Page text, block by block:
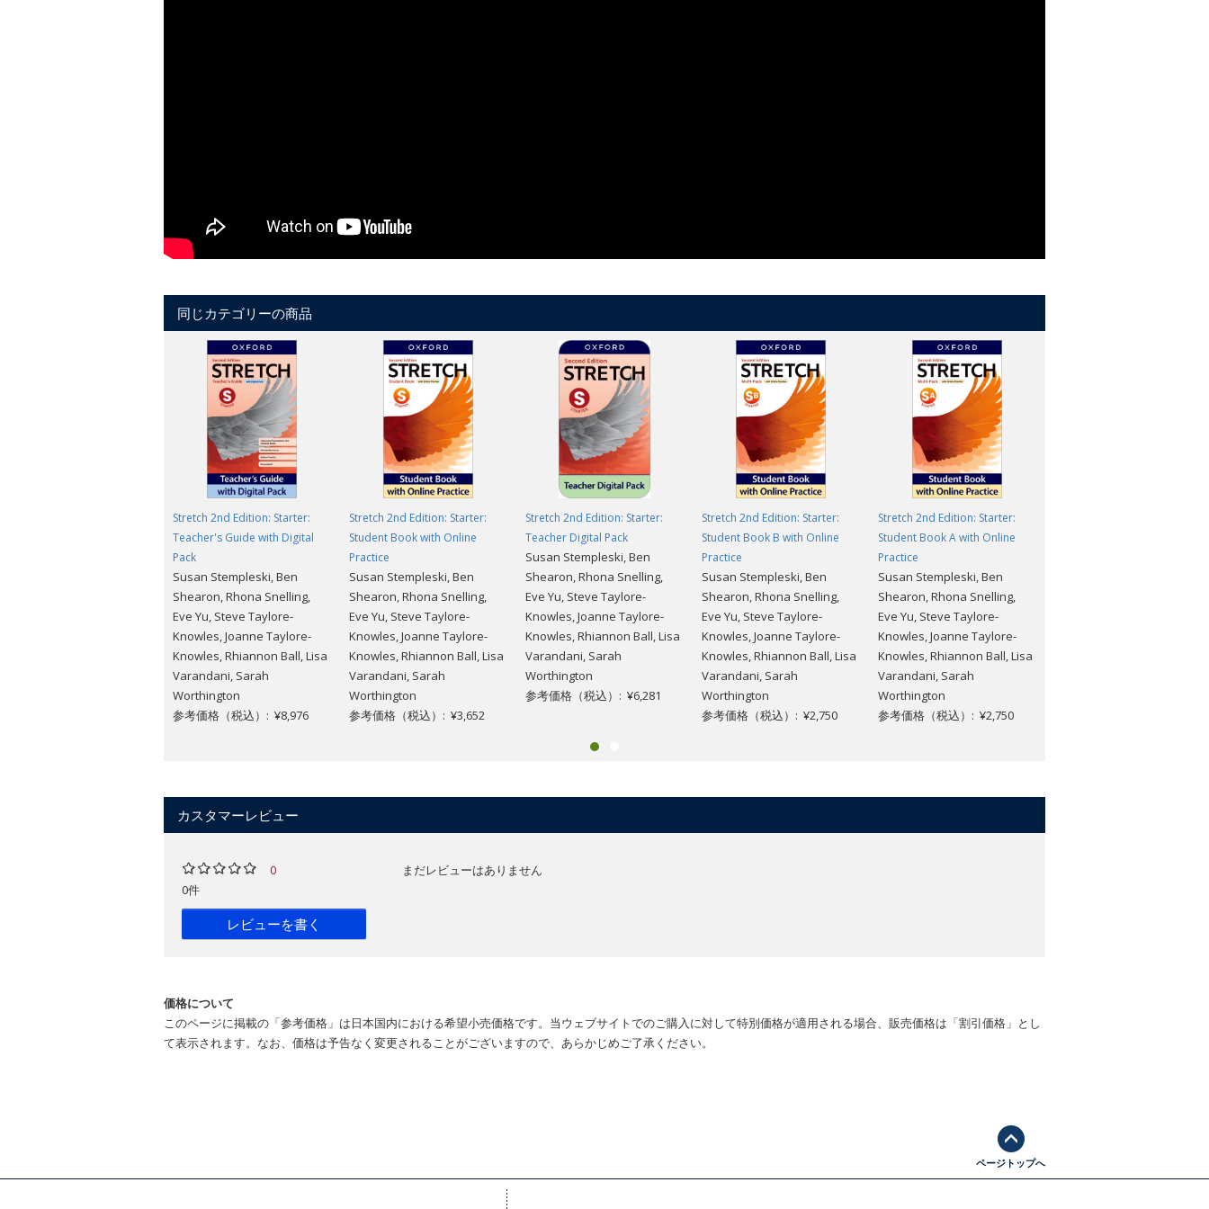
同じカテゴリーの商品
Stretch 2nd Edition: Starter:
Teacher's Guide with Digital
Pack
Susan Stempleski, Ben
Shearon, Rhona Snelling,
Eve Yu, Steve Taylore-
Knowles, Joanne Taylore-
Knowles, Rhiannon Ball, Lisa
Varandani, Sarah
Worthington
参考価格（税込）: ¥8,976
Stretch 2nd Edition: Starter:
Student Book with Online
Practice
Susan Stempleski, Ben
Shearon, Rhona Snelling,
Eve Yu, Steve Taylore-
Knowles, Joanne Taylore-
Knowles, Rhiannon Ball, Lisa
Varandani, Sarah
Worthington
参考価格（税込）: ¥3,652
Stretch 2nd Edition: Starter:
Teacher Digital Pack
Susan Stempleski, Ben
Shearon, Rhona Snelling,
Eve Yu, Steve Taylore-
Knowles, Joanne Taylore-
Knowles, Rhiannon Ball, Lisa
Varandani, Sarah
Worthington
参考価格（税込）: ¥6,281
Stretch 2nd Edition: Starter:
Student Book B with Online
Practice
Susan Stempleski, Ben
Shearon, Rhona Snelling,
Eve Yu, Steve Taylore-
Knowles, Joanne Taylore-
Knowles, Rhiannon Ball, Lisa
Varandani, Sarah
Worthington
参考価格（税込）: ¥2,750
Stretch 2nd Edition: Starter:
Student Book A with Online
Practice
Susan Stempleski, Ben
Shearon, Rhona Snelling,
Eve Yu, Steve Taylore-
Knowles, Joanne Taylore-
Knowles, Rhiannon Ball, Lisa
Varandani, Sarah
Worthington
参考価格（税込）: ¥2,750
カスタマーレビュー
0
0件
レビューを書く
まだレビューはありません
価格について
このページに掲載の「参考価格」は日本国内における希望小売価格です。当ウェブサイトでのご購入に対して特別価格が適用される場合、販売価格は「割引価格」とし
て表示されます。なお、価格は予告なく変更されることがございますので、あらかじめご了承ください。
ページトップへ